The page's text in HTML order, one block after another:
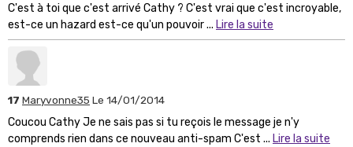
C'est à toi que c'est arrivé Cathy ? C'est vrai que c'est incroyable,
est-ce un hazard est-ce qu'un pouvoir ... Lire la suite
17 Maryvonne35 Le 14/01/2014
Coucou Cathy Je ne sais pas si tu reçois le message je n'y
comprends rien dans ce nouveau anti-spam C'est ... Lire la suite